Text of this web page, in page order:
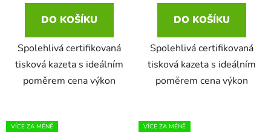
DO KOŠÍKU
Spolehlivá certifikovaná
tisková kazeta s ideálním
poměrem cena výkon
DO KOŠÍKU
Spolehlivá certifikovaná
tisková kazeta s ideálním
poměrem cena výkon
VÍCE ZA MÉNĚ VÍCE ZA MÉNĚ